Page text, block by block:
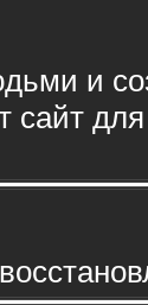
и
сайт